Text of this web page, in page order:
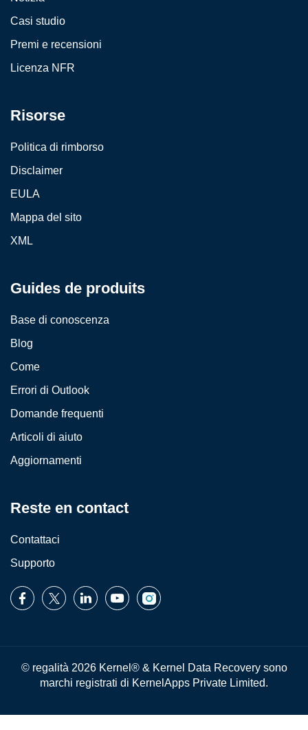
Casi studio
Premi e recensioni
Licenza NFR
Risorse
Politica di rimborso
Disclaimer
EULA
Mappa del sito
XML
Guides de produits
Base di conoscenza
Blog
Come
Errori di Outlook
Domande frequenti
Articoli di aiuto
Aggiornamenti
Reste en contact
Contattaci
Supporto
© regalità 2026 Kernel® & Kernel Data Recovery sono
marchi registrati di KernelApps Private Limited.